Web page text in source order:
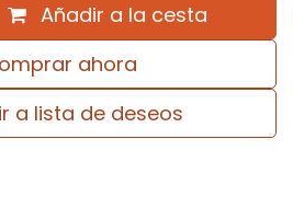
Añadir a la cesta
ahora
a lista de deseos